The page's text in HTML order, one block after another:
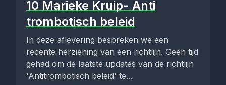
10 Marieke Kruip- Anti
trombotisch beleid
In deze aflevering bespreken we een
recente herziening van een richtlijn. Geen tijd
gehad om de laatste updates van de richtlijn
'Antitrombotisch beleid' te...